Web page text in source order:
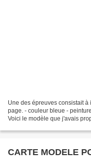
Une des épreuves consistait
page. - couleur bleue -
Voici le modèle que j'avais
CARTE MODELE